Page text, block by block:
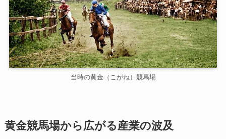
当時の黄金（こがね）競馬場
黄金競馬場から広がる産業の波及